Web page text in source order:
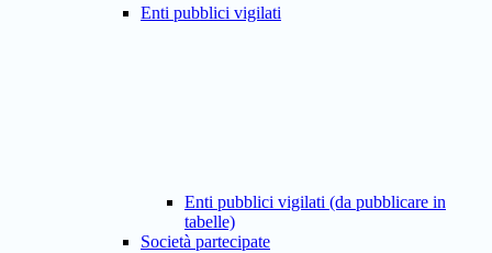
Enti pubblici vigilati
Enti pubblici vigilati (da pubblicare in
tabelle)
Società partecipate